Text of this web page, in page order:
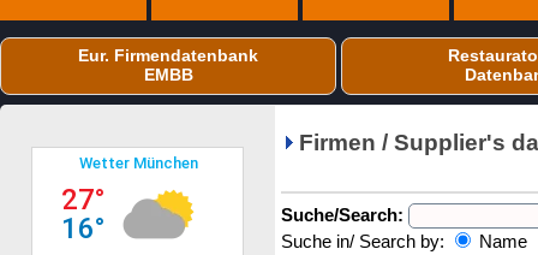
Eur. Firmendatenbank
EMBB
Firmen / Supplier's
Suche/Search:
Suche in/ Search by:
Name